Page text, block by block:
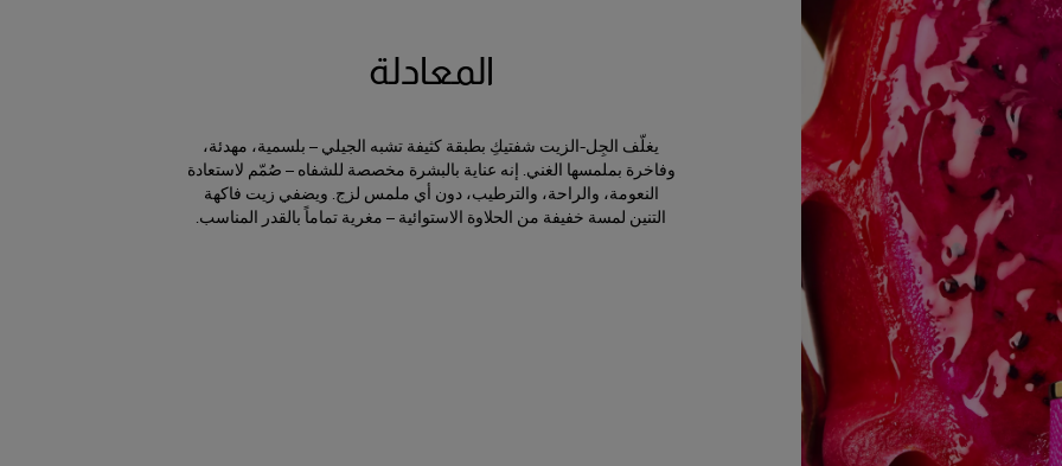
المعادلة
يغلّف الجِل-الزيت شفتيكِ بطبقة كثيفة تشبه الجيلي – بلسمية، مهدئة،
وفاخرة بملمسها الغني. إنه عناية بالبشرة مخصصة للشفاه – صُمّم لاستعادة
النعومة، والراحة، والترطيب، دون أي ملمس لزج. ويضفي زيت فاكهة
التنين لمسة خفيفة من الحلاوة الاستوائية – مغرية تماماً بالقدر المناسب.